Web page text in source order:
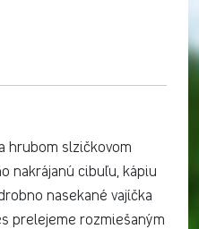
hrubom slzičkovom
nakrájanú cibuľu, kápiu
nasekané vajíčka
prelejeme rozmiešaným